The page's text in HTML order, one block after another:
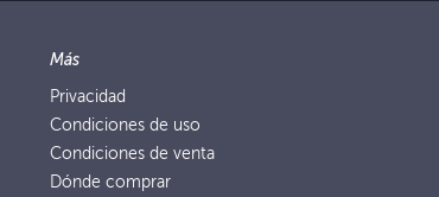
Más
Privacidad
Condiciones de uso
Condiciones de venta
Dónde comprar